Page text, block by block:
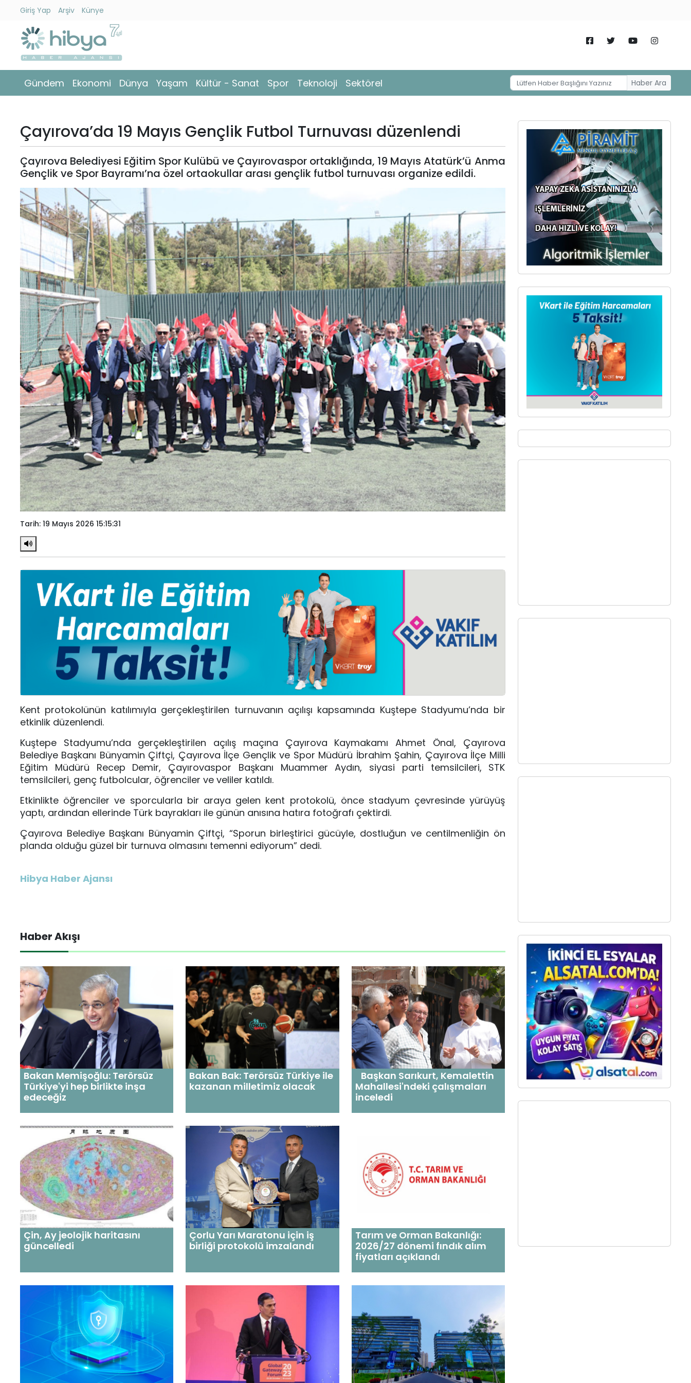
Giriş Yap Arşiv Künye
Gündem Ekonomi Dünya Yaşam Kültür - Sanat Spor Teknoloji Sektörel Haber Ara
Gündem
Ekonomi
Yaşam
Kültür
Sanat
Spor
Teknoloji
Sektörel
Arşiv
Künye
Giriş
Yap
Çayırova’da 19 Mayıs Gençlik Futbol Turnuvası düzenlendi
Çayırova Belediyesi Eğitim Spor Kulübü ve Çayırovaspor ortaklığında, 19 Mayıs Atatürk’ü Anma
Gençlik ve Spor Bayramı’na özel ortaokullar arası gençlik futbol turnuvası organize edildi.
Tarih: 19 Mayıs 2026 15:15:31
Kent protokolünün katılımıyla gerçekleştirilen turnuvanın açılışı kapsamında Kuştepe Stadyumu’nda bir
etkinlik düzenlendi.
Kuştepe Stadyumu’nda gerçekleştirilen açılış maçına Çayırova Kaymakamı Ahmet Önal, Çayırova
Belediye Başkanı Bünyamin Çiftçi, Çayırova İlçe Gençlik ve Spor Müdürü İbrahim Şahin, Çayırova İlçe Milli
Eğitim Müdürü Recep Demir, Çayırovaspor Başkanı Muammer Aydın, siyasi parti temsilcileri, STK
temsilcileri, genç futbolcular, öğrenciler ve veliler katıldı.
Etkinlikte öğrenciler ve sporcularla bir araya gelen kent protokolü, önce stadyum çevresinde yürüyüş
yaptı, ardından ellerinde Türk bayrakları ile günün anısına hatıra fotoğrafı çektirdi.
Çayırova Belediye Başkanı Bünyamin Çiftçi, “Sporun birleştirici gücüyle, dostluğun ve centilmenliğin ön
planda olduğu güzel bir turnuva olmasını temenni ediyorum” dedi.
Hibya Haber Ajansı
Haber Akışı
Bakan Memişoğlu: Terörsüz
Türkiye'yi hep birlikte inşa
edeceğiz
Bakan Bak: Terörsüz Türkiye ile
kazanan milletimiz olacak
Başkan Sarıkurt, Kemalettin
Mahallesi'ndeki çalışmaları
inceledi
Çin, Ay jeolojik haritasını
güncelledi
Çorlu Yarı Maratonu için iş
birliği protokolü imzalandı
Tarım ve Orman Bakanlığı:
2026/27 dönemi fındık alım
fiyatları açıklandı